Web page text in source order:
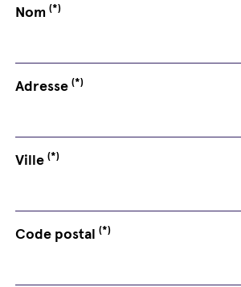
Nom(*)
Adresse(*)
Ville(*)
Code postal(*)